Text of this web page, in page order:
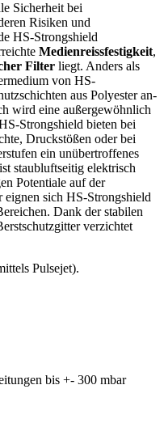
Sicherheit bei
Risiken und
HS-Strongshield
Medienreissfestigkeit,
Filter liegt. Anders als
von HS-
aus Polyester an-
wird eine außergewöhnlich
Strongshield bieten bei
Druckstößen oder bei
ein unübertroffenes
staubluftseitig elektrisch
Potentiale auf der
sich HS-Strongshield
Dank der stabilen
verzichtet
Pulsejet).
bis +- 300 mbar